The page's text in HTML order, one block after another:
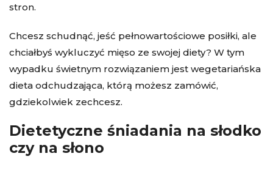
stron.
Chcesz schudnąć, jeść pełnowartościowe posiłki, ale
chciałbyś wykluczyć mięso ze swojej diety? W tym
wypadku świetnym rozwiązaniem jest wegetariańska
dieta odchudzająca, którą możesz zamówić,
gdziekolwiek zechcesz.
Dietetyczne śniadania na słodko
czy na słono